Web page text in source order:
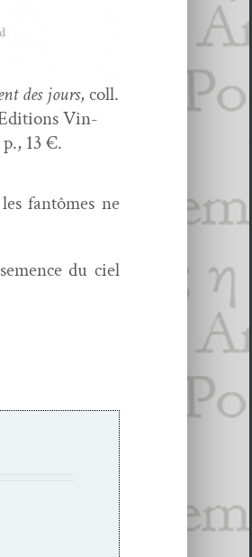
des jours, coll.
Vin­
13 €.
fan­tômes ne
du ciel